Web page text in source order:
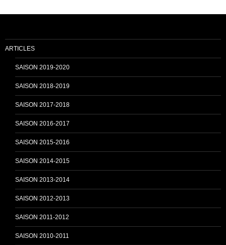
o
h
n
ARTICLES
SAISON 2019-2020
SAISON 2018-2019
SAISON 2017-2018
SAISON 2016-2017
SAISON 2015-2016
SAISON 2014-2015
SAISON 2013-2014
SAISON 2012-2013
SAISON 2011-2012
SAISON 2010-2011